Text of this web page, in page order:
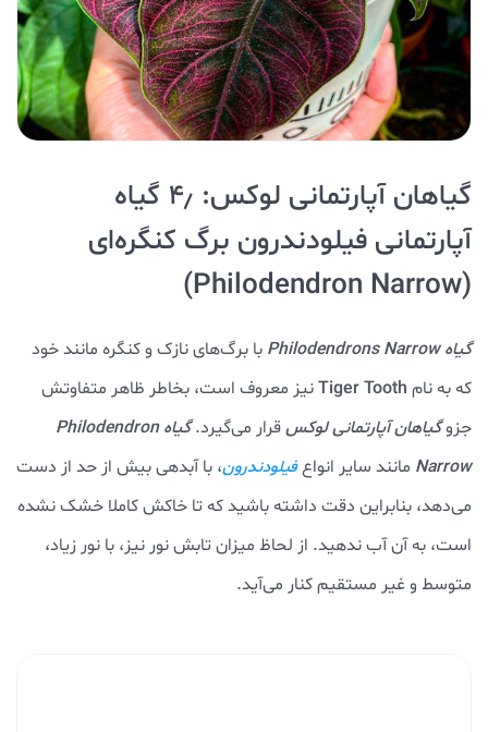
گیاهان آپارتمانی لوکس: ۴٫ گیاه
آپارتمانی فیلودندرون برگ کنگره‌ای
(Philodendron Narrow)
گیاه Philodendrons Narrow
با برگ‌های نازک و کنگره مانند خود
که به نام Tiger Toothنیز معروف است، بخاطر ظاهر متفاوتش
جزوگیاهان آپارتمانی لوکسقرار می‌گیرد.
گیاه Philodendron
Narrow مانند سایر انواعفیلودندرون، با آبدهی بیش از حد از دست
می‌دهد، بنابراین دقت داشته باشید که تا خاکش کاملا خشک نشده
است، به آن آب ندهید. از لحاظ میزان تابش نور نیز، با نور زیاد،
متوسط و غیر مستقیم کنار می‌آید.